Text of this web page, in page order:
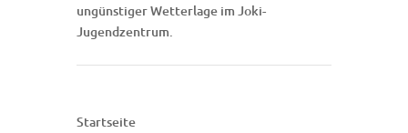
ungünstiger Wetterlage im Joki-
Jugendzentrum.
Startseite